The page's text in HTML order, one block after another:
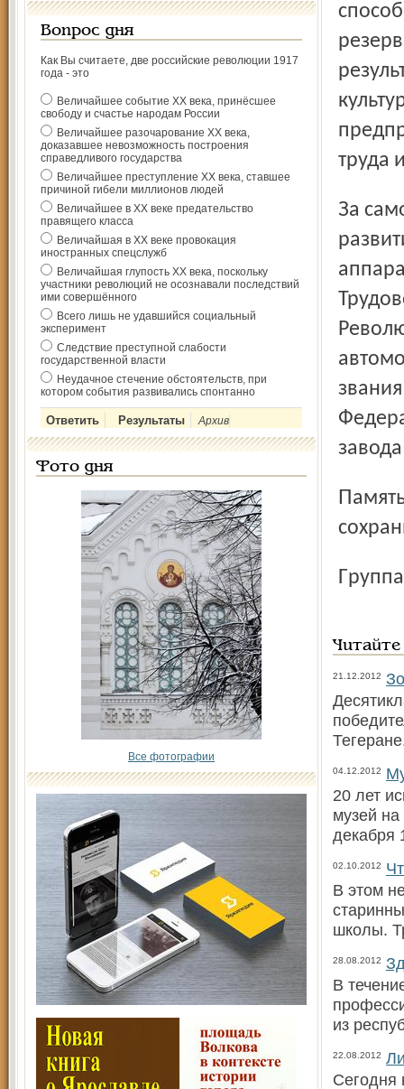
Вопрос дня
Как Вы считаете, две российские революции 1917
года - это
Величайшее событие ХХ века, принёсшее
свободу и счастье народам России
Величайшее разочарование ХХ века,
доказавшее невозможность построения
справедливого государства
Величайшее преступление ХХ века, ставшее
причиной гибели миллионов людей
Величайшее в ХХ веке предательство
правящего класса
Величайшая в ХХ веке провокация
иностранных спецслужб
Величайшая глупость ХХ века, поскольку
участники революций не осознавали последствий
ими совершённого
Всего лишь не удавшийся социальный
эксперимент
Следствие преступной слабости
государственной власти
Неудачное стечение обстоятельств, при
котором события развивались спонтанно
Архив
Фото дня
Все фотографии
труда
За самоотверженный труд, большой личный вклад в
Память о Виталии Максимовиче Малюте навсегда
21.12.2012
04.12.2012
20 лет
музей
декабря
02.10.2012
В этом
школы.
28.08.2012
В
из
22.08.2012
Сегодня